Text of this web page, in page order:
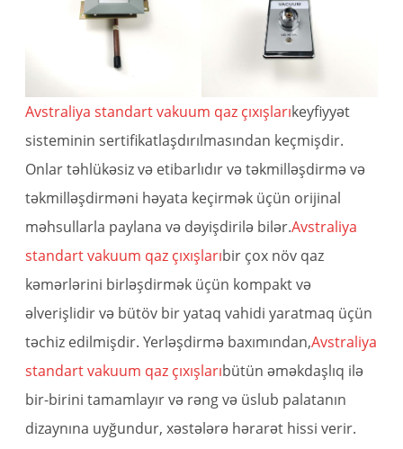
Avstraliya standart vakuum qaz çıxışlarıkeyfiyyət
sisteminin sertifikatlaşdırılmasından keçmişdir.
Onlar təhlükəsiz və etibarlıdır və təkmilləşdirmə və
təkmilləşdirməni həyata keçirmək üçün orijinal
məhsullarla paylana və dəyişdirilə bilər.Avstraliya
standart vakuum qaz çıxışlarıbir çox növ qaz
kəmərlərini birləşdirmək üçün kompakt və
əlverişlidir və bütöv bir yataq vahidi yaratmaq üçün
təchiz edilmişdir. Yerləşdirmə baxımından,Avstraliya
standart vakuum qaz çıxışlarıbütün əməkdaşlıq ilə
bir-birini tamamlayır və rəng və üslub palatanın
dizaynına uyğundur, xəstələrə hərarət hissi verir.